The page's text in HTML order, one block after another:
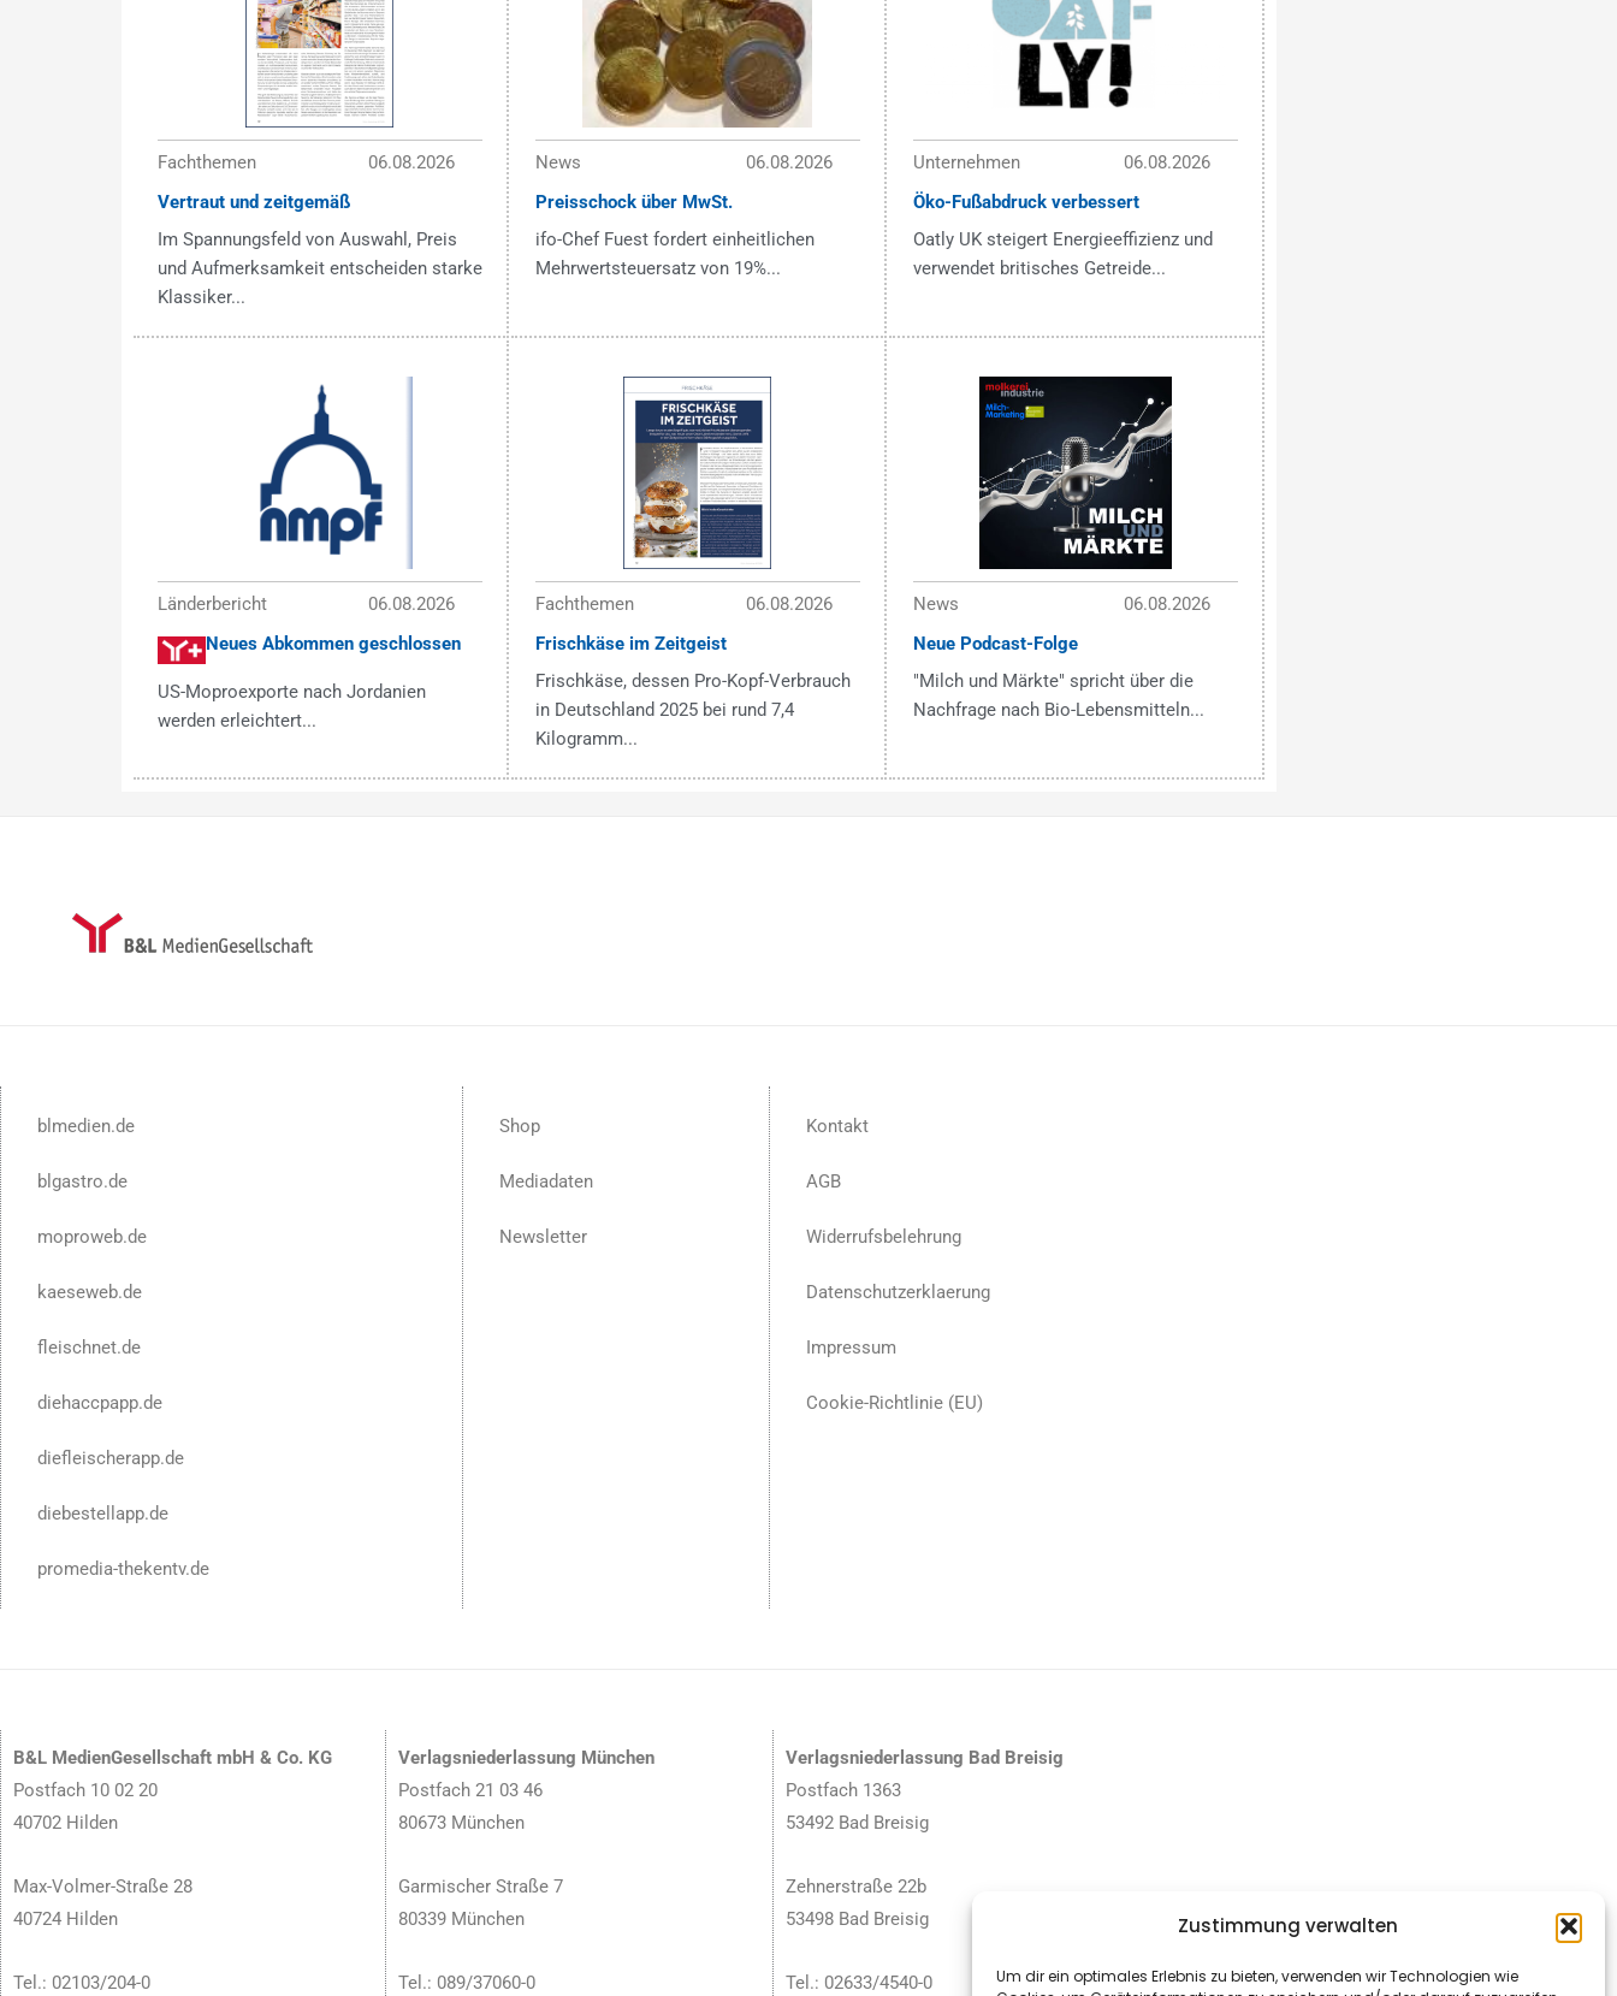
Zustimmung verwalten
Um dir ein optimales Erlebnis zu bieten, verwenden wir Technologien wie
Fachthemen
06.08.2026
Vertraut und zeitgemäß
Im Spannungsfeld von Auswahl, Preis
und Aufmerksamkeit entscheiden starke
Klassiker...
News
06.08.2026
Preisschock über MwSt.
ifo-Chef Fuest fordert einheitlichen
Mehrwertsteuersatz von 19%...
Unternehmen
06.08.2026
Öko-Fußabdruck verbessert
Oatly UK steigert Energieeffizienz und
verwendet britisches Getreide...
Länderbericht
06.08.2026
Neues Abkommen geschlossen
US-Moproexporte nach Jordanien
werden erleichtert...
Fachthemen
06.08.2026
Frischkäse im Zeitgeist
Frischkäse, dessen Pro-Kopf-Verbrauch
in Deutschland 2025 bei rund 7,4
Kilogramm...
News
06.08.2026
Neue Podcast-Folge
"Milch und Märkte" spricht über die
Nachfrage nach Bio-Lebensmitteln...
blmedien.de
blgastro.de
moproweb.de
kaeseweb.de
fleischnet.de
diehaccpapp.de
diefleischerapp.de
diebestellapp.de
promedia-thekentv.de
Shop
Mediadaten
Newsletter
Kontakt
AGB
Widerrufsbelehrung
Datenschutzerklaerung
Impressum
Cookie-Richtlinie (EU)
B&L MedienGesellschaft mbH & Co. KG
Postfach 10 02 20
40702 Hilden
Max-Volmer-Straße 28
40724 Hilden
Tel.: 02103/204-0
Verlagsniederlassung München
Postfach 21 03 46
80673 München
Garmischer Straße 7
80339 München
Tel.: 089/37060-0
Verlagsniederlassung Bad Breisig
Postfach 1363
53492 Bad Breisig
Zehnerstraße 22b
53498 Bad Breisig
Tel.: 02633/4540-0